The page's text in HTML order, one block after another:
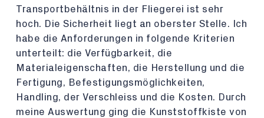
Transportbehältnis in der Fliegerei ist sehr
hoch. Die Sicherheit liegt an oberster Stelle. Ich
habe die Anforderungen in folgende Kriterien
unterteilt: die Verfügbarkeit, die
Materialeigenschaften, die Herstellung und die
Fertigung, Befestigungsmöglichkeiten,
Handling, der Verschleiss und die Kosten. Durch
meine Auswertung ging die Kunststoffkiste von